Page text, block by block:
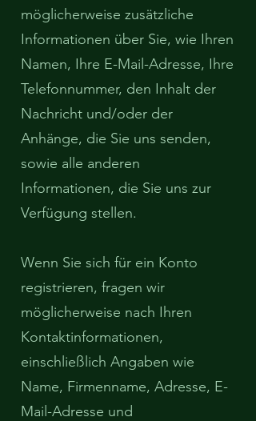
möglicherweise zusätzliche
Informationen über Sie, wie Ihren
Namen, Ihre E-Mail-Adresse, Ihre
Telefonnummer, den Inhalt der
Nachricht und/oder der
Anhänge, die Sie uns senden,
sowie alle anderen
Informationen, die Sie uns zur
Verfügung stellen.
Wenn Sie sich für ein Konto
registrieren, fragen wir
möglicherweise nach Ihren
Kontaktinformationen,
einschließlich Angaben wie
Name, Firmenname, Adresse, E-
Mail-Adresse und